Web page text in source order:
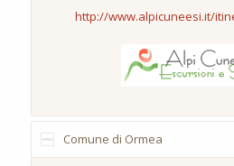
http://www.alpicuneesi.it/
Comune di Ormea